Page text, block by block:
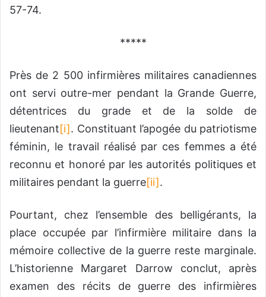
57-74.
*****
Près de 2 500 infirmières militaires canadiennes
ont servi outre-mer pendant la Grande Guerre,
détentrices du grade et de la solde de
lieutenant[i]. Constituant l’apogée du patriotisme
féminin, le travail réalisé par ces femmes a été
reconnu et honoré par les autorités politiques et
militaires pendant la guerre[ii].
Pourtant, chez l’ensemble des belligérants, la
place occupée par l’infirmière militaire dans la
mémoire collective de la guerre reste marginale.
L’historienne Margaret Darrow conclut, après
examen des récits de guerre des infirmières